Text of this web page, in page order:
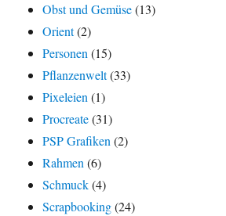
Obst und Gemüse(13)
Orient(2)
Personen(15)
Pflanzenwelt(33)
Pixeleien(1)
Procreate(31)
PSP Grafiken(2)
Rahmen(6)
Schmuck(4)
Scrapbooking(24)